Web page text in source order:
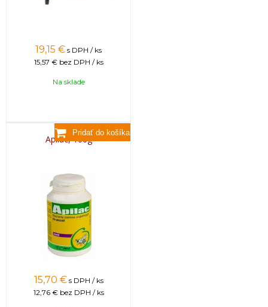
19,15 € s DPH / ks
15,57 € bez DPH / ks
Na sklade
Apilac, 100g
15,70 € s DPH / ks
12,76 € bez DPH / ks